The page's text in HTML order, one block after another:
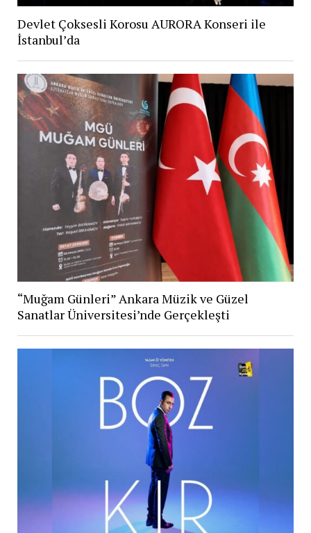
Devlet Çoksesli Korosu AURORA Konseri ile
İstanbul’da
“Muğam Günleri” Ankara Müzik ve Güzel
Sanatlar Üniversitesi’nde Gerçekleşti